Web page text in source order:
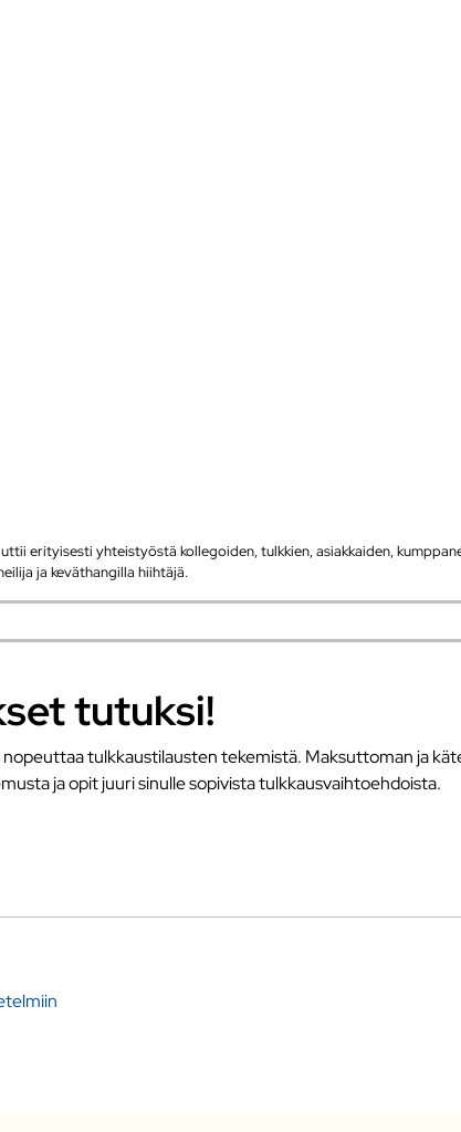
erityisesti yhteistyöstä kollegoiden, tulkkien, asiakkaiden,
ja keväthangilla hiihtäjä.
tutuksi!
tulkkaustilausten tekemistä. Maksuttoman ja
ja opit juuri sinulle sopivista tulkkausvaihtoehdoista.